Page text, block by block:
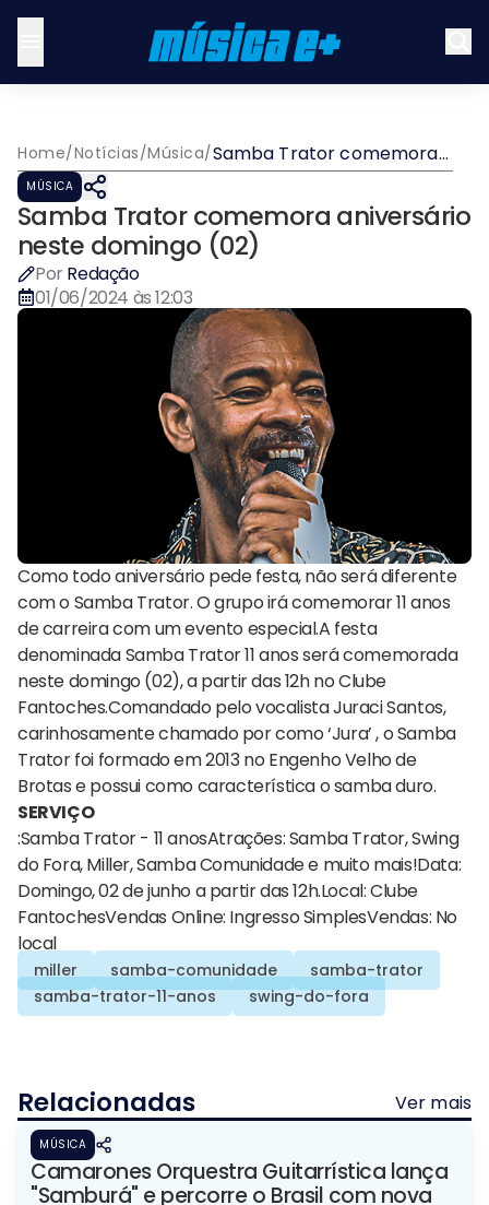
Home/Notícias/Música/Samba Trator comemora
aniversário neste domingo
MÚSICA
Samba Trator comemora aniversário
neste domingo (02)
Por Redação
01/06/2024 às 12:03
Como todo aniversário pede festa, não será diferente
com o Samba Trator. O grupo irá comemorar 11 anos
de carreira com um evento especial.A festa
denominada Samba Trator 11 anos será comemorada
neste domingo (02), a partir das 12h no Clube
Fantoches.Comandado pelo vocalista Juraci Santos,
carinhosamente chamado por como ‘Jura’ , o Samba
Trator foi formado em 2013 no Engenho Velho de
Brotas e possui como característica o samba duro.
SERVIÇO
:Samba Trator - 11 anosAtrações: Samba Trator, Swing
do Fora, Miller, Samba Comunidade e muito mais!Data:
Domingo, 02 de junho a partir das 12h.Local: Clube
FantochesVendas Online: Ingresso SimplesVendas: No
local
miller samba-comunidade
samba-trator
samba-trator-11-anos
swing-do-fora
Relacionadas Ver mais
MÚSICA
Camarones Orquestra Guitarrística lança
"Samburá" e percorre o Brasil com nova